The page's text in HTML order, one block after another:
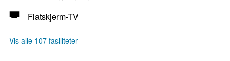
Flatskjerm-TV
Vis alle 107 fasiliteter